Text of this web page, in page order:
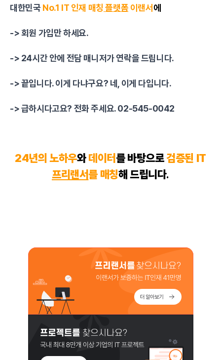
대한민국 No.1 IT 인재 매칭 플랫폼 이랜서에
-> 회원 가입만 하세요.
-> 24시간 안에 전담 매니저가 연락을 드립니다.
-> 끝입니다. 이게 다냐구요? 네, 이게 다입니다.
-> 급하시다고요? 전화 주세요. 02-545-0042
24년의 노하우와 데이터를 바탕으로검증된 IT
프리랜서를 매칭해 드립니다.